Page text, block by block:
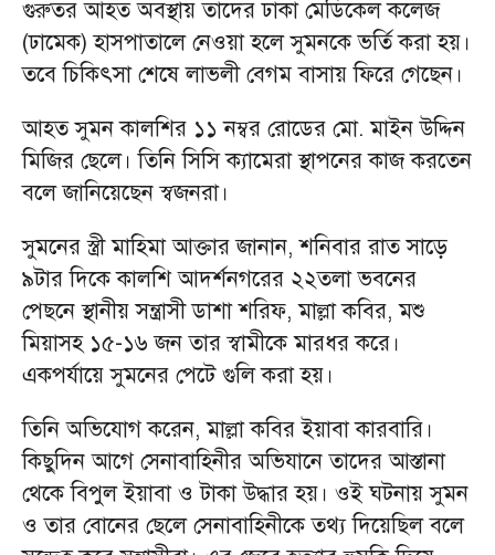
গুরুতর আহত অবস্থায় তাদের ঢাকা মেডিকেল কলেজ
(ঢামেক) হাসপাতালে নেওয়া হলে সুমনকে ভর্তি করা হয়।
তবে চিকিৎসা শেষে লাভলী বেগম বাসায় ফিরে গেছেন।
আহত সুমন কালশির ১১ নম্বর রোডের মো. মাইন উদ্দিন
মিজির ছেলে। তিনি সিসি ক্যামেরা স্থাপনের কাজ করতেন
বলে জানিয়েছেন স্বজনরা।
সুমনের স্ত্রী মাহিমা আক্তার জানান, শনিবার রাত সাড়ে
৯টার দিকে কালশি আদর্শনগরের ২২তলা ভবনের
পেছনে স্থানীয় সন্ত্রাসী ডাশা শরিফ, মাল্লা কবির, মশু
মিয়াসহ ১৫-১৬ জন তার স্বামীকে মারধর করে।
একপর্যায়ে সুমনের পেটে গুলি করা হয়।
তিনি অভিযোগ করেন, মাল্লা কবির ইয়াবা কারবারি।
কিছুদিন আগে সেনাবাহিনীর অভিযানে তাদের আস্তানা
থেকে বিপুল ইয়াবা ও টাকা উদ্ধার হয়। ওই ঘটনায় সুমন
ও তার বোনের ছেলে সেনাবাহিনীকে তথ্য দিয়েছিল বলে